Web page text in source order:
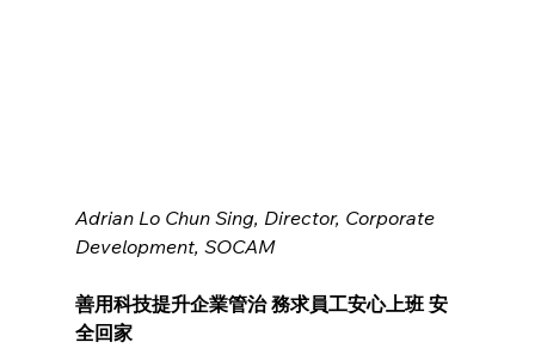
Adrian Lo Chun Sing, Director, Corporate
Development, SOCAM
善用科技提升企業管治 務求員工安心上班 安
全回家